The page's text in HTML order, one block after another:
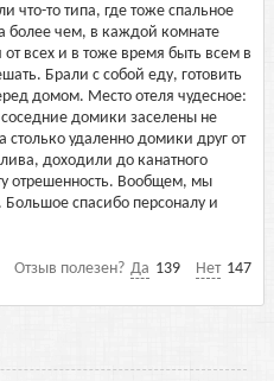
что-то типа, где тоже спальное
более чем, в каждой комнате
всех и в тоже время быть всем в
Брали с собой еду, готовить
домом. Место отеля чудесное:
домики заселены не
удаленно домики друг от
доходили до канатного
отрешенность. Вообщем, мы
спасибо персоналу и
Отзыв полезен? Да 139 Нет 147